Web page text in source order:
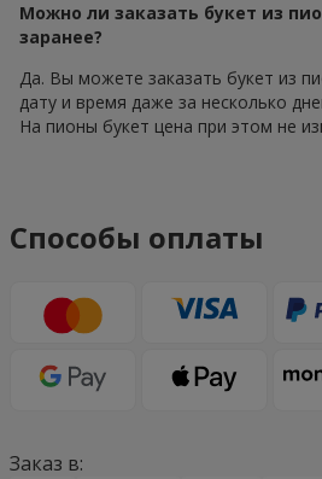
Можно ли заказать букет из
заранее?
Да. Вы можете заказать букет из
дату и время даже за несколько
На пионы букет цена при этом не
Способы оплаты
Заказ в: